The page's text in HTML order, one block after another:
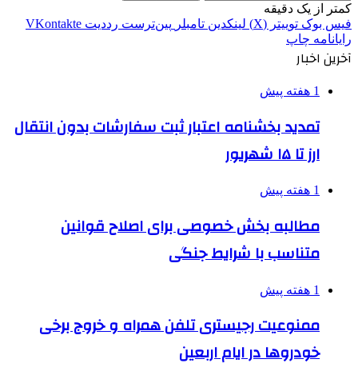
کمتر از یک دقیقه
فیس بوک توییتر (X) لینکدین ‫تامبلر ‫پین‌ترست ‫رددیت ‫VKontakte
رایانامه چاپ
آخرین اخبار
1 هفته پیش
تمدید بخشنامه اعتبار ثبت سفارشات بدون انتقال
ارز تا ۱۵ شهریور
1 هفته پیش
مطالبه بخش خصوصی برای اصلاح قوانین
متناسب با شرایط جنگی
1 هفته پیش
ممنوعیت رجیستری تلفن همراه و خروج برخی
خودروها در ایام اربعین